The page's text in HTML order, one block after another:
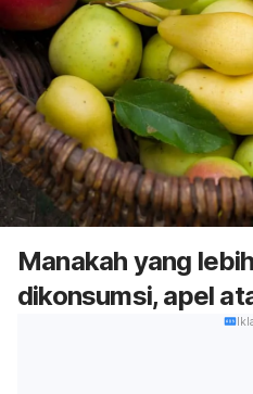
Manakah yang
dikonsumsi, apel